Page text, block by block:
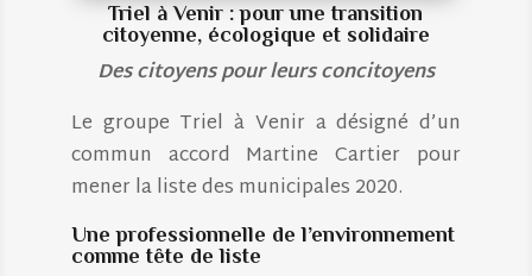
Triel à Venir : pour une transition
citoyenne, écologique et solidaire
Des citoyens pour leurs concitoyens
Le groupe Triel à Venir a désigné d’un
commun accord Martine Cartier pour
mener la liste des municipales 2020.
Une professionnelle de l’environnement
comme tête de liste